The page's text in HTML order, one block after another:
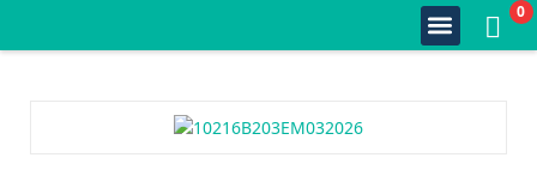
0